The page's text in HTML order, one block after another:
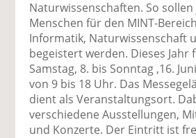
Naturwissenschaften. So sollen
Menschen für den MINT-
Informatik, Naturwissenschaft
begeistert werden. Dieses Jahr
Samstag, 8. bis Sonntag ,16.
von 9 bis 18 Uhr. Das
dient als Veranstaltungsort.
verschiedene Ausstellungen,
und Konzerte. Der Eintritt ist